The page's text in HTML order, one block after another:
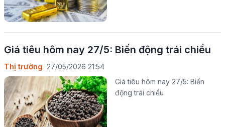
Giá tiêu hôm nay 27/5: Biến động trái chiều
Thị trường 27/05/2026 21:54
Giá tiêu hôm nay 27/5: Biến
động trái chiều